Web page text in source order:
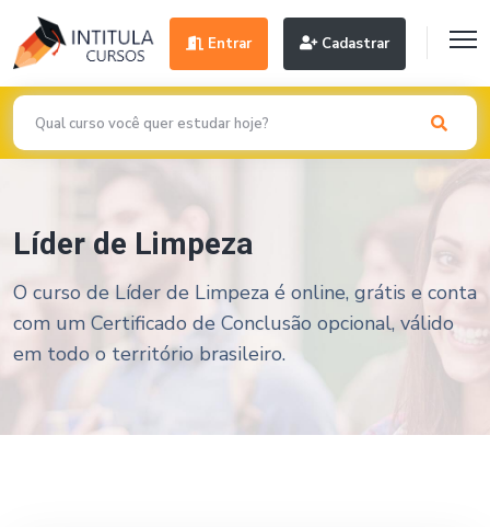
Entrar Cadastrar
Líder de Limpeza
O curso de Líder de Limpeza é online, grátis e conta
com um Certificado de Conclusão opcional, válido
em todo o território brasileiro.